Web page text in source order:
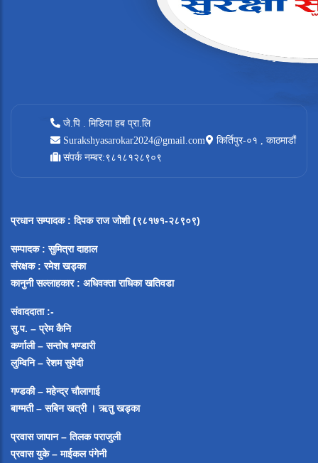
जे.पि . मिडिया हब प्रा.लि
Surakshyasarokar2024@gmail.com
किर्तिपुर-०१ , काठमाडौं
संपर्क नम्बर:९८१८१२८९०९
प्रधान सम्पादक: दिपक राज जोशी (९८१७१-२८९०९)
सम्पादक : सुमित्रा दाहाल
संरक्षक : रमेश खड्का
कानुनी सल्लाहकार : अधिवक्ता राधिका खतिवडा
संवाददाता :-
सु.प. – प्रेम कैनि
कर्णाली – सन्तोष भण्डारी
लुम्विनि – रेशम सुवेदी
गण्डकी – महेन्द्र चौलागाई
बाग्मती – सबिन खत्री ।ऋतु खड्का
प्रवास जापान – तिलक पराजुली
प्रवास युके – माईकल पंगेनी